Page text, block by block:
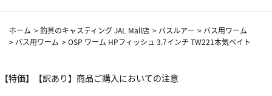
ホーム >釣具のキャスティング JAL Mall店 > バスルアー > バス用ワーム
> バス用ワーム >OSP ワーム HPフィッシュ 3.7インチ TW221本気ベイト
【特価】【訳あり】商品ご購入においての注意